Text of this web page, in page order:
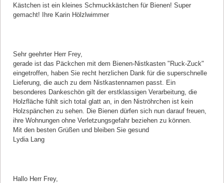
Kästchen ist ein kleines Schmuckkästchen für Bienen! Super
gemacht! Ihre Karin Hölzlwimmer
Sehr geehrter Herr Frey,
gerade ist das Päckchen mit dem Bienen-Nistkasten "Ruck-Zuck"
eingetroffen, haben Sie recht herzlichen Dank für die superschnelle
Lieferung, die auch zu dem Nistkastennamen passt. Ein
besonderes Dankeschön gilt der erstklassigen Verarbeitung, die
Holzfläche fühlt sich total glatt an, in den Niströhrchen ist kein
Holzspänchen zu sehen. Die Bienen dürfen sich nun darauf freuen,
ihre Wohnungen ohne Verletzungsgefahr beziehen zu können.
Mit den besten Grüßen und bleiben Sie gesund
Lydia Lang
Hallo Herr Frey,